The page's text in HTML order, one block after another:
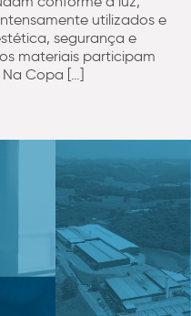
utilizados e
segurança e
materiais participam
Copa […]